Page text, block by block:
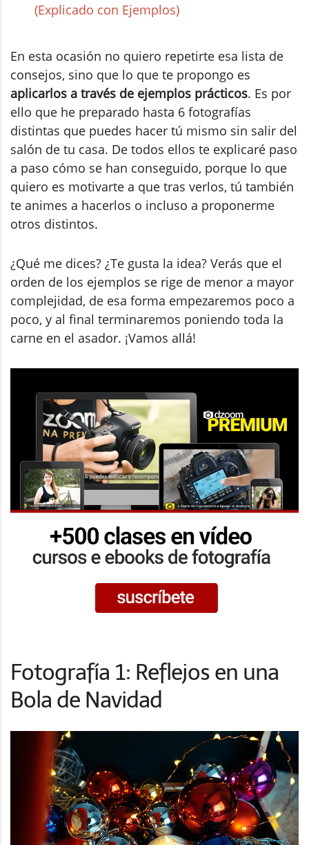
(Explicado con Ejemplos)
En esta ocasión no quiero repetirte esa lista de
consejos, sino que lo que te propongo es
aplicarlos a través de ejemplos prácticos. Es por
ello que he preparado hasta 6 fotografías
distintas que puedes hacer tú mismo sin salir del
salón de tu casa. De todos ellos te explicaré paso
a paso cómo se han conseguido, porque lo que
quiero es motivarte a que tras verlos, tú también
te animes a hacerlos o incluso a proponerme
otros distintos.
¿Qué me dices? ¿Te gusta la idea? Verás que el
orden de los ejemplos se rige de menor a mayor
complejidad, de esa forma empezaremos poco a
poco, y al final terminaremos poniendo toda la
carne en el asador. ¡Vamos allá!
Fotografía 1: Reflejos en una
Bola de Navidad